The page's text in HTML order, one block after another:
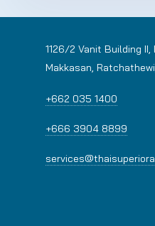
1126/2 Vanit Building II,
Makkasan,
+662 035 1400
+666 3904 8899